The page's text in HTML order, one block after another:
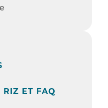
RIZ ET FAQ